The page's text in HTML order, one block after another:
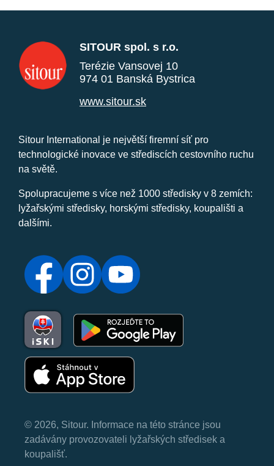
SITOUR spol. s r.o.
Terézie Vansovej 10
974 01 Banská Bystrica
www.sitour.sk
Sitour International je největší firemní síť pro
technologické inovace ve střediscích cestovního ruchu
na světě.
Spolupracujeme s více než 1000 středisky v 8 zemích:
lyžařskými středisky, horskými středisky, koupališti a
dalšími.
© 2026, Sitour. Informace na této stránce jsou
zadávány provozovateli lyžařských středisek a
koupališť.